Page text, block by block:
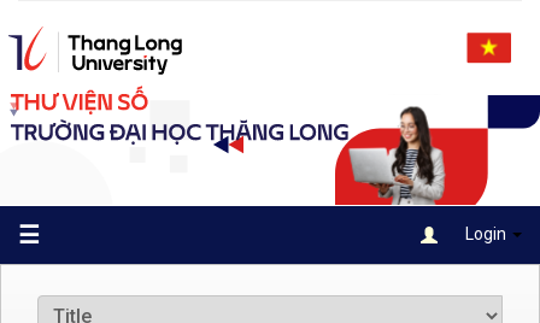
navigation
☰ Login